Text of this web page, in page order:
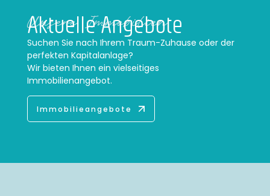
Unsere Immobilien
Aktuelle Angebote
Suchen Sie nach Ihrem Traum-Zuhause oder der
perfekten Kapitalanlage?
Wir bieten Ihnen ein vielseitiges
Immobilienangebot.
Immobilieangebote